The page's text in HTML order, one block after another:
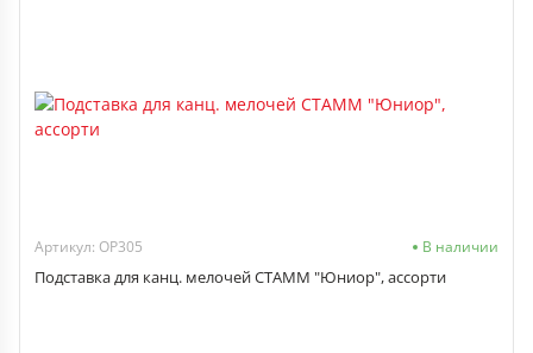
Артикул: ОР305 В наличии
Подставка для канц. мелочей СТАММ "Юниор", ассорти